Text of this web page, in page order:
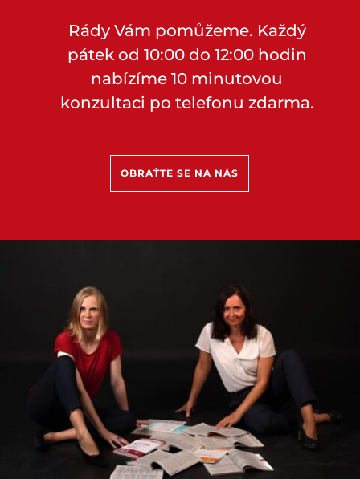
Rády Vám pomůžeme. Každý
pátek od 10:00 do 12:00 hodin
nabízíme 10 minutovou
konzultaci po telefonu zdarma.
OBRAŤTE SE NA NÁS